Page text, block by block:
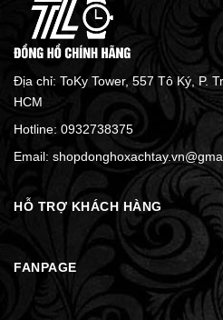
Địa chỉ: ToKy Tower, 557 Tô Ký, P.
HCM
Hotline: 0932738375
Email:
HỖ TRỢ KHÁCH HÀNG
FANPAGE